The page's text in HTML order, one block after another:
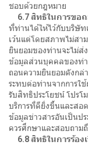
ชอบด้วยกฎหมาย
6.7 สิทธิในการขอ
ที่ท่านได้ให้ไว้กับบริษัท
เว้นแต่โดยสภาพไม่สา
ยินยอมของท่านจะไม่ส่
ข้อมูลส่วนบุคคลของท่
ถอนความยินยอมดังกล่
ระทบต่อท่านจากการใ
รับสิทธิประโยชน์ โปร
บริการที่ดียิ่งขึ้นและสอ
ข้อมูลข่าวสารอันเป็นป
ควรศึกษาและสอบถาม
6.8 สิทธิในการร้อง